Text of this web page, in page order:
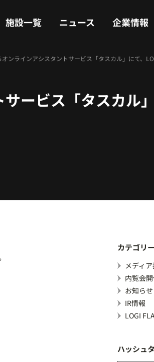
施設一覧 ニュース 企業情報
ンラインアシスタントサービス「タスカル」にて、
ービス「タスカル」
カテゴリー
メディ
内覧会
お知らせ
IR情報
LOGI
ハッシュ